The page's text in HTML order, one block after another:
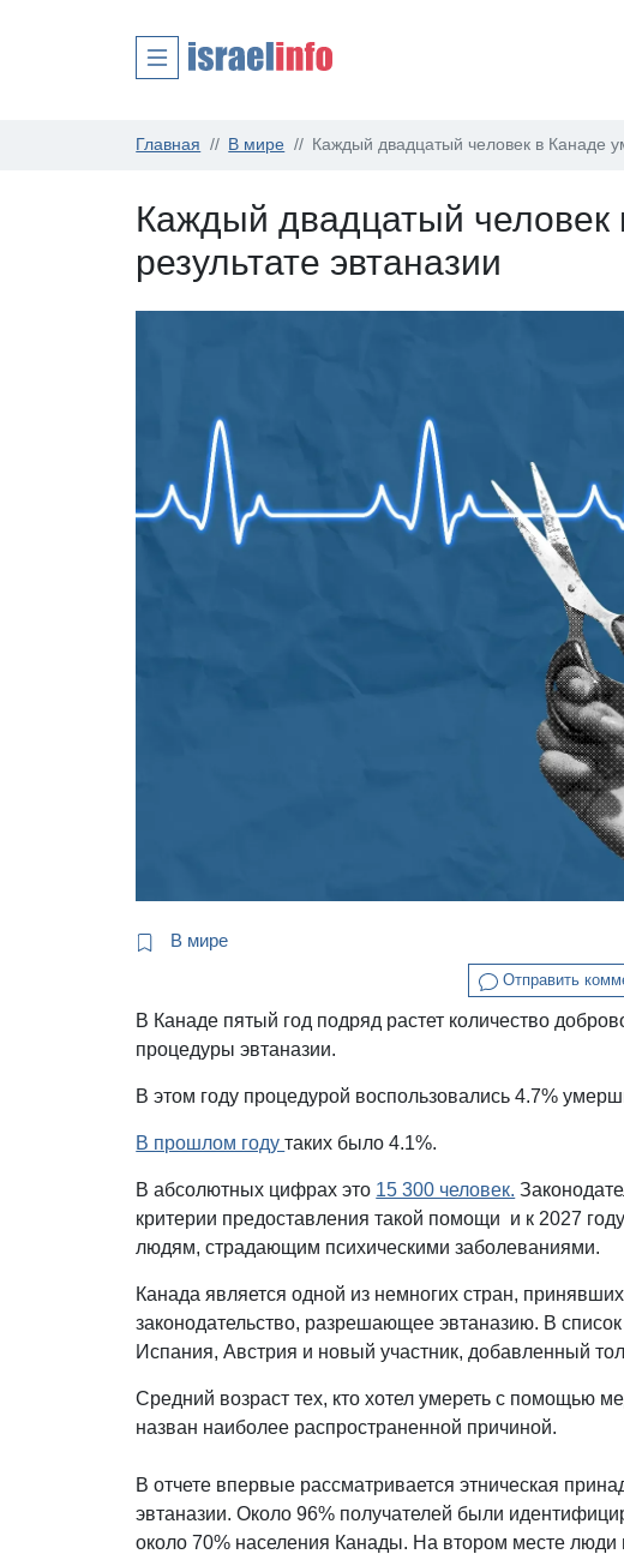
Главная В мире Каждый двадцатый человек в Канаде
Каждый двадцатый человек
результате эвтаназии
В мире
Отправить
В Канаде пятый год подряд растет количество
процедуры эвтаназии.
В этом году процедурой воспользовались 4.7%
В прошлом годутаких было 4.1%.
В абсолютных цифрах это 15 300 человек.
критерии предоставления такой помощи и к 2027
людям, страдающим психическими заболеваниями.
Канада является одной из немногих стран,
законодательство, разрешающее эвтаназию. В
Испания, Австрия и новый участник, добавленный
Средний возраст тех, кто хотел умереть с помощью
назван наиболее распространенной причиной.
В отчете впервые рассматривается этническая
эвтаназии. Около 96% получателей были
около 70% населения Канады. На втором месте люди